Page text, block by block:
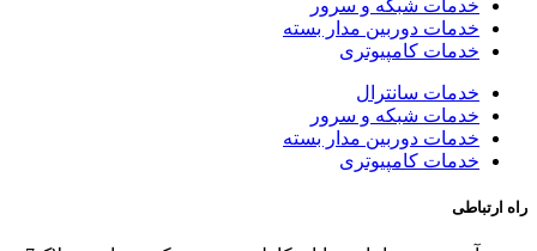
خدمات شبکه و سرور
خدمات دوربین مدار بسته
خدمات کامپیوتری
خدمات سانترال
خدمات شبکه و سرور
خدمات دوربین مدار بسته
خدمات کامپیوتری
راه ارتباطی